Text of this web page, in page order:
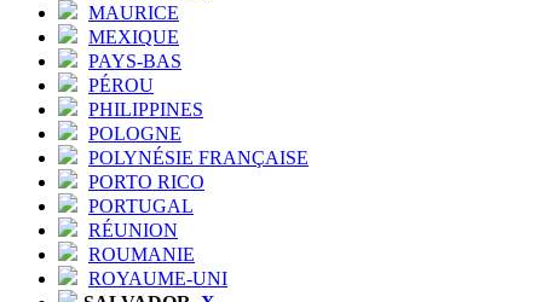
MAURICE
MEXIQUE
PAYS-BAS
PÉROU
PHILIPPINES
POLOGNE
POLYNÉSIE FRANÇAISE
PORTO RICO
PORTUGAL
RÉUNION
ROUMANIE
ROYAUME-UNI